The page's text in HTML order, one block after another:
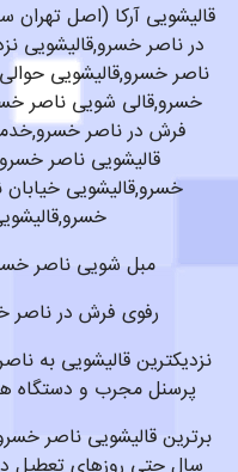
قالیشویی آرکا (اصل تهران
در ناصر خسرو,قالیشویی
ناصر خسرو,قالیشویی
خسرو,قالی شویی ناصر
فرش در ناصر
قالیشویی ناصر
خسرو,قالیشویی
مبل شویی ناصر
رفوی فرش در
نزدیکترین قالیشویی به
پرسنل مجرب و دستگاه